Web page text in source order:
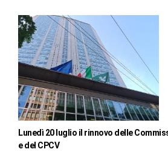
Lunedì 20 luglio il rinnovo delle
e del CPCV